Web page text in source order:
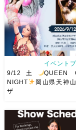
2026/9/12(土)Ricoさ
QUEEN OF THE
イベント
9/12土
QUEEN
NIGHT
岡山県天神
ザ